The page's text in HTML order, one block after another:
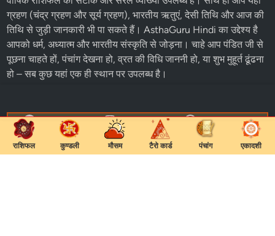
ग्रहण (चंद्र ग्रहण और सूर्य ग्रहण), भारतीय ऋतुएं, देसी तिथि और आज की
तिथि से जुड़ी जानकारी भी पा सकते हैं। AsthaGuru Hindi का उद्देश्य है
आपको धर्म, अध्यात्म और भारतीय संस्कृति से जोड़ना। चाहे आप पंडित जी से
पूछना चाहते हों, पंचांग देखना हो, व्रत की विधि जाननी हो, या शुभ मुहूर्त ढूंढना
हो – सब कुछ यहां एक ही स्थान पर उपलब्ध है।
Facebook Instagram
WhatsApp
YouTube
राशिफल कुण्डली मौसम टैरो कार्ड पंचांग एकादशी